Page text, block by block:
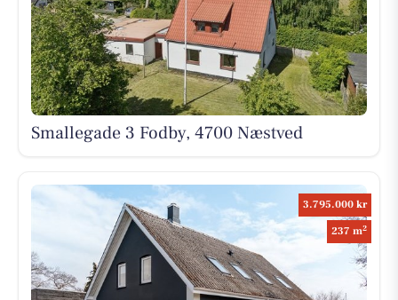
Smallegade 3 Fodby, 4700 Næstved
3.795.000 kr
237 m2